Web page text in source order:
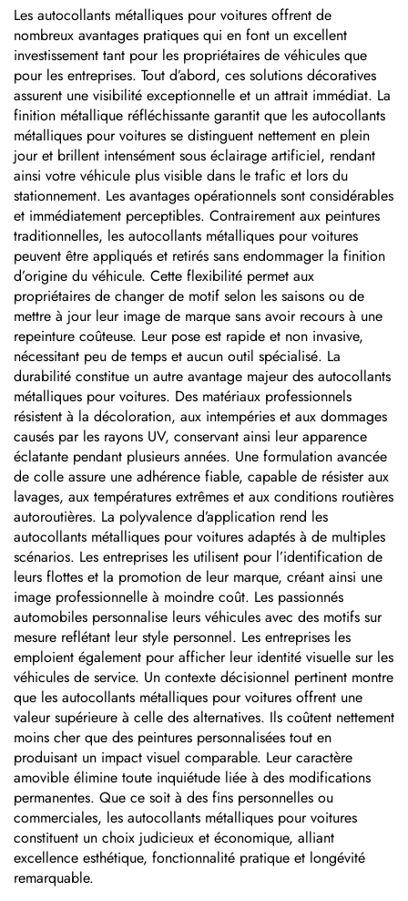
européennes, étiquettes
d'immatriculation avant,
panneau signalétique
personnalisable
Les autocollants métalliques pour voitures offrent de
nombreux avantages pratiques qui en font un excellent
investissement tant pour les propriétaires de véhicules que
pour les entreprises. Tout d’abord, ces solutions décoratives
assurent une visibilité exceptionnelle et un attrait immédiat. La
finition métallique réfléchissante garantit que les autocollants
métalliques pour voitures se distinguent nettement en plein
jour et brillent intensément sous éclairage artificiel, rendant
ainsi votre véhicule plus visible dans le trafic et lors du
stationnement. Les avantages opérationnels sont considérables
et immédiatement perceptibles. Contrairement aux peintures
traditionnelles, les autocollants métalliques pour voitures
peuvent être appliqués et retirés sans endommager la finition
d’origine du véhicule. Cette flexibilité permet aux
propriétaires de changer de motif selon les saisons ou de
mettre à jour leur image de marque sans avoir recours à une
repeinture coûteuse. Leur pose est rapide et non invasive,
nécessitant peu de temps et aucun outil spécialisé. La
durabilité constitue un autre avantage majeur des autocollants
métalliques pour voitures. Des matériaux professionnels
résistent à la décoloration, aux intempéries et aux dommages
causés par les rayons UV, conservant ainsi leur apparence
éclatante pendant plusieurs années. Une formulation avancée
de colle assure une adhérence fiable, capable de résister aux
lavages, aux températures extrêmes et aux conditions routières
autoroutières. La polyvalence d’application rend les
autocollants métalliques pour voitures adaptés à de multiples
scénarios. Les entreprises les utilisent pour l’identification de
leurs flottes et la promotion de leur marque, créant ainsi une
image professionnelle à moindre coût. Les passionnés
automobiles personnalise leurs véhicules avec des motifs sur
mesure reflétant leur style personnel. Les entreprises les
emploient également pour afficher leur identité visuelle sur les
véhicules de service. Un contexte décisionnel pertinent montre
que les autocollants métalliques pour voitures offrent une
valeur supérieure à celle des alternatives. Ils coûtent nettement
moins cher que des peintures personnalisées tout en
produisant un impact visuel comparable. Leur caractère
amovible élimine toute inquiétude liée à des modifications
permanentes. Que ce soit à des fins personnelles ou
commerciales, les autocollants métalliques pour voitures
constituent un choix judicieux et économique, alliant
excellence esthétique, fonctionnalité pratique et longévité
remarquable.